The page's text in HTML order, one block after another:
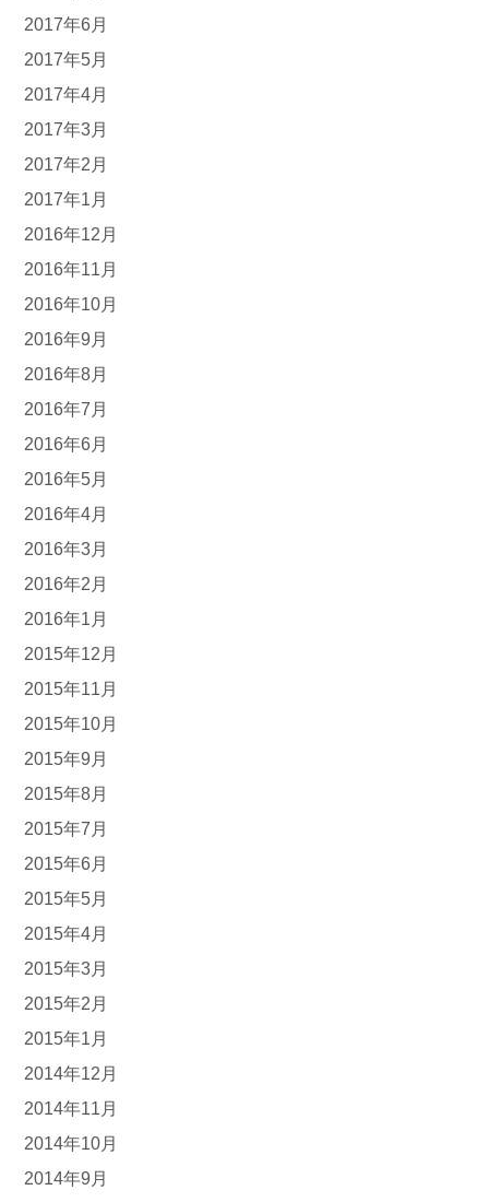
2017年6月
2017年5月
2017年4月
2017年3月
2017年2月
2017年1月
2016年12月
2016年11月
2016年10月
2016年9月
2016年8月
2016年7月
2016年6月
2016年5月
2016年4月
2016年3月
2016年2月
2016年1月
2015年12月
2015年11月
2015年10月
2015年9月
2015年8月
2015年7月
2015年6月
2015年5月
2015年4月
2015年3月
2015年2月
2015年1月
2014年12月
2014年11月
2014年10月
2014年9月